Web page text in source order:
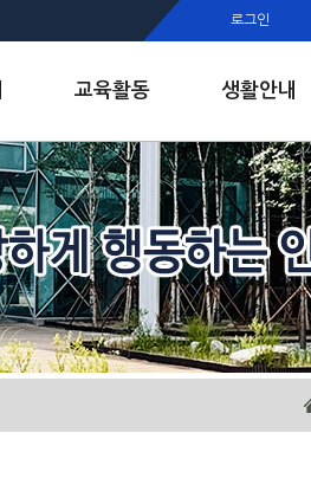
로그인
교육활동 생활안내